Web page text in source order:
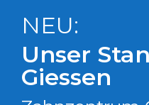
NEU:
Unser
Giessen